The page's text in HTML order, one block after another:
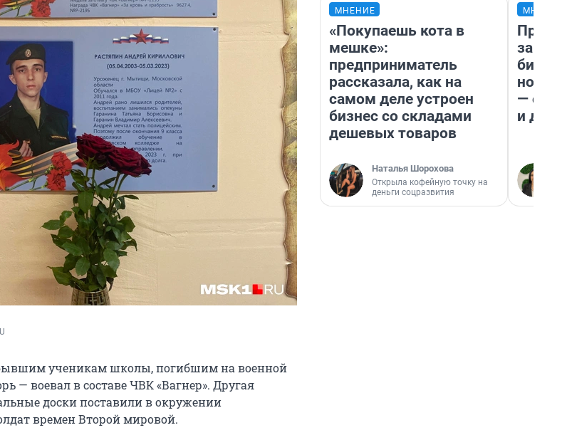
ученикам школы, погибшим на военной
— воевал в составе ЧВК «Вагнер». Другая
доски поставили в окружении
времен Второй мировой.
МНЕНИЕ
«Покупаешь кота в
мешке»:
предприниматель
рассказала, как на
самом деле устроен
бизнес со складами
дешевых товаров
Наталья Шорохова
Открыла кофейную точку на
деньги соцразвития
— он
и